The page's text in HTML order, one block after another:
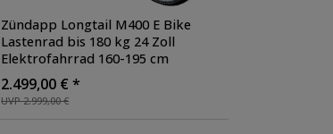
Zündapp Longtail M400 E Bike
Lastenrad bis 180 kg 24 Zoll
Elektrofahrrad 160-195 cm
Mittelmotor Cargo Elektro
Fahrrad 7 Gänge Pedelec
blau
UVP 2.999,00 €
2.499,00 € *